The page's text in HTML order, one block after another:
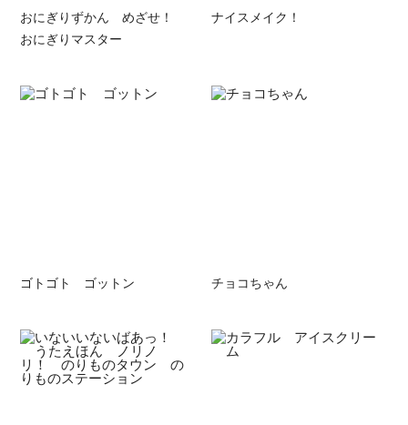
おにぎりずかん めざせ！
おにぎりマスター
ナイスメイク！
ゴトゴト ゴットン チョコちゃん